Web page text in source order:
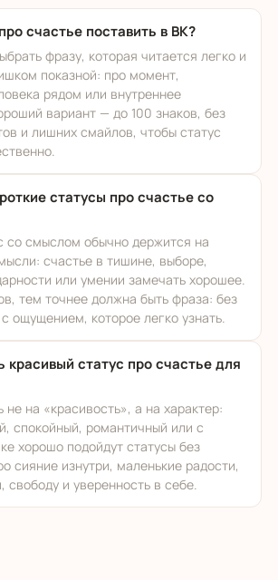
счастье поставить в ВК?
фразу, которая читается легко и
показной: про момент,
рядом или внутреннее
вариант — до 100 знаков, без
и лишних смайлов, чтобы статус
статусы про счастье со
со смыслом обычно держится на
счастье в тишине, выборе,
или умении замечать хорошее.
тем точнее должна быть фраза: без
ощущением, которое легко узнать.
красивый статус про счастье для
не на «красивость», а на характер:
спокойный, романтичный или с
хорошо подойдут статусы без
сияние изнутри, маленькие радости,
и уверенность в себе.